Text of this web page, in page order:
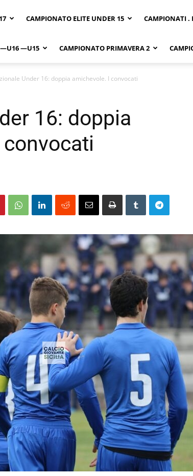
CAMPIONATO ELITE UNDER 15 CAMPIONATI
—U16 —U15 CAMPIONATO PRIMAVERA 2
Under 16: doppia amichevole. I convocati
16: doppia